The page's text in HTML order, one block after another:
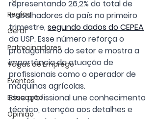
Região
Geral
Patrocinadores
Vagas de Emprego
Eventos
Educação
Opinião
representando 26,2% do total de
trabalhadores do país no primeiro
trimestre, segundo dados do CEPEA
da USP. Esse número reforça o
protagonismo do setor e mostra a
importância da atuação de
profissionais como o operador de
máquinas agrícolas.
Esse profissional une conhecimento
técnico, atenção aos detalhes e